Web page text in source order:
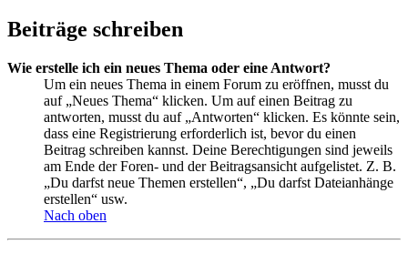
Beiträge schreiben
Wie erstelle ich ein neues Thema oder eine Antwort?
Um ein neues Thema in einem Forum zu eröffnen, musst du
auf „Neues Thema“ klicken. Um auf einen Beitrag zu
antworten, musst du auf „Antworten“ klicken. Es könnte sein,
dass eine Registrierung erforderlich ist, bevor du einen
Beitrag schreiben kannst. Deine Berechtigungen sind jeweils
am Ende der Foren- und der Beitragsansicht aufgelistet. Z. B.
„Du darfst neue Themen erstellen“, „Du darfst Dateianhänge
erstellen“ usw.
Nach oben